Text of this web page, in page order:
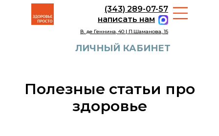
(343) 289-07-57
В. де Геннина, 40 | П.Шаманова, 15
написать нам
ЛИЧНЫЙ КАБИНЕТ
Полез ные статьи про
здоровье